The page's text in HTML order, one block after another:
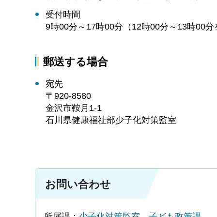
受付時間
9時00分～17時00分（12時00分～13時00分
郵送する場合
宛先
〒920-8580
金沢市鞍月1-1
石川県健康福祉部少子化対策監室
お問い合わせ